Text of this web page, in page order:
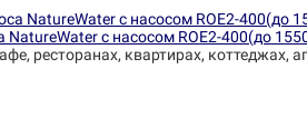
NatureWater с насосом ROE2-400(до
ресторанах, квартирах, коттеджах,